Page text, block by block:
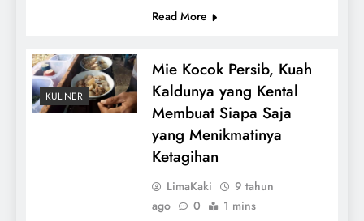
Read More
KULINER
Mie Kocok Persib, Kuah
Kaldunya yang Kental
Membuat Siapa Saja
yang Menikmatinya
Ketagihan
LimaKaki
9 tahun
ago
0 1 mins